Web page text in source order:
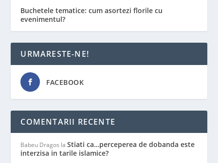
Buchetele tematice: cum asortezi florile cu
evenimentul?
URMARESTE-NE!
FACEBOOK
COMENTARII RECENTE
Babeu Dragos laStiati ca…perceperea de dobanda este
interzisa in tarile islamice?